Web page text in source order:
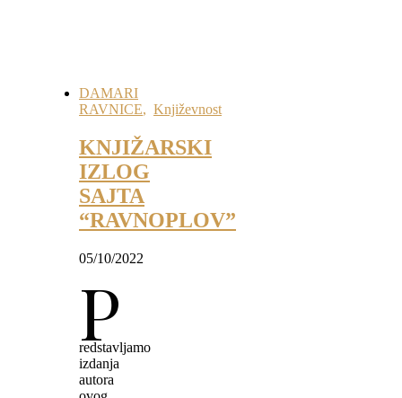
DAMARI
RAVNICE, Književnost
KNJIŽARSKI
IZLOG
SAJTA
“RAVNOPLOV”
05/10/2022
P
redstavljamo
izdanja
autora